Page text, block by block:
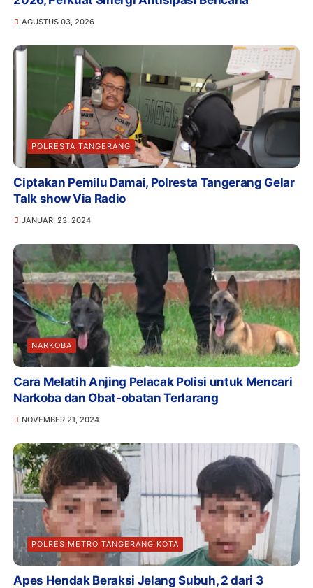
AGUSTUS 03, 2026
POLRESTA TANGERANG
Ciptakan Pemilu Damai, Polresta Tangerang Gelar
Talk show Via Radio
JANUARI 23, 2024
NARKOBA
Cara Melatih Anjing Pelacak Polisi untuk Mencari
Narkoba dan Obat-obatan Terlarang
NOVEMBER 21, 2024
POLRES METRO TANGERANG KOTA
Apes Hendak Beraksi Jelang Subuh, 2 dari 3